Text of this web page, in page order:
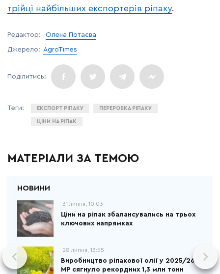
трійці найбільших експортерів ріпаку.
Редактор: Олена Потаєва
Джерело: AgroTimes
ЕКСПОРТ РІПАКУ ПЕРЕРОБКА РІПАКУ
ЦІНИ НА РІПАК
МАТЕРІАЛИ ЗА ТЕМОЮ
31 липня, 10:03
Ціни на ріпак збалансувались на трьох
ключових напрямках
28 липня, 13:55
Виробництво ріпакової олії у 2025/26
МР сягнуло рекордних 1,3 млн тонн